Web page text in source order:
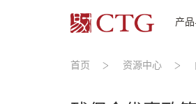
产
首页 资源中心